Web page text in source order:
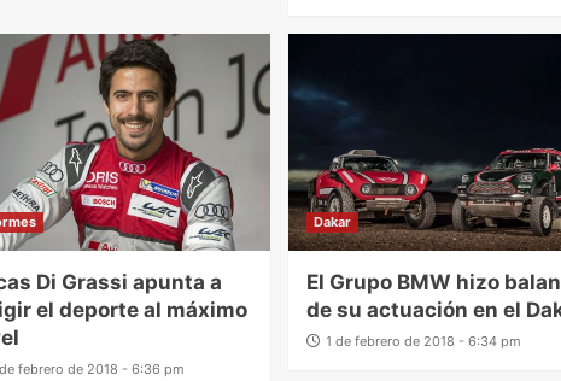
Di Grassi apunta a
el deporte al máximo
febrero de 2018 - 6:36 pm
Dakar
El Grupo BMW hizo
de su actuación en el
1 de febrero de 2018 - 6:34 pm